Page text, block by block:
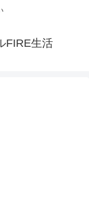
FIRE生活